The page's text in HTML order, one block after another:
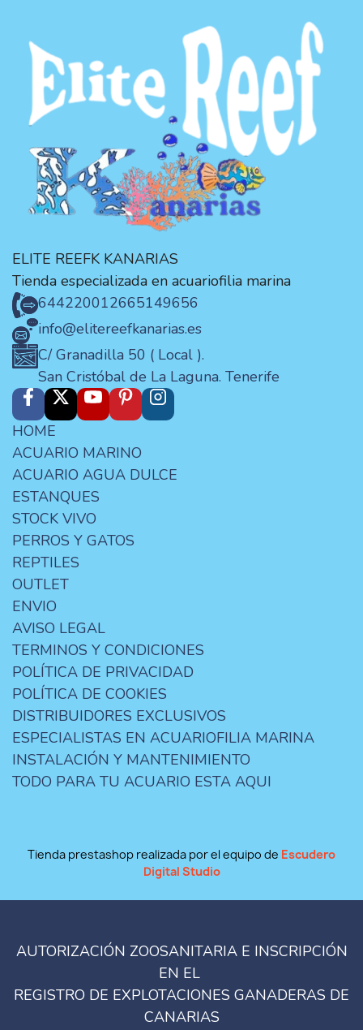
ELITE REEFK KANARIAS
Tienda especializada en acuariofilia marina
644220012665149656
info@elitereefkanarias.es
C/ Granadilla 50 ( Local ).
San Cristóbal de La Laguna. Tenerife
HOME
ACUARIO MARINO
ACUARIO AGUA DULCE
ESTANQUES
STOCK VIVO
PERROS Y GATOS
REPTILES
OUTLET
ENVIO
AVISO LEGAL
TERMINOS Y CONDICIONES
POLÍTICA DE PRIVACIDAD
POLÍTICA DE COOKIES
DISTRIBUIDORES EXCLUSIVOS
ESPECIALISTAS EN ACUARIOFILIA MARINA
INSTALACIÓN Y MANTENIMIENTO
TODO PARA TU ACUARIO ESTA AQUI
Tienda prestashop realizada por el equipo de Escudero
Digital Studio
AUTORIZACIÓN ZOOSANITARIA E INSCRIPCIÓN
EN EL
REGISTRO DE EXPLOTACIONES GANADERAS DE
CANARIAS